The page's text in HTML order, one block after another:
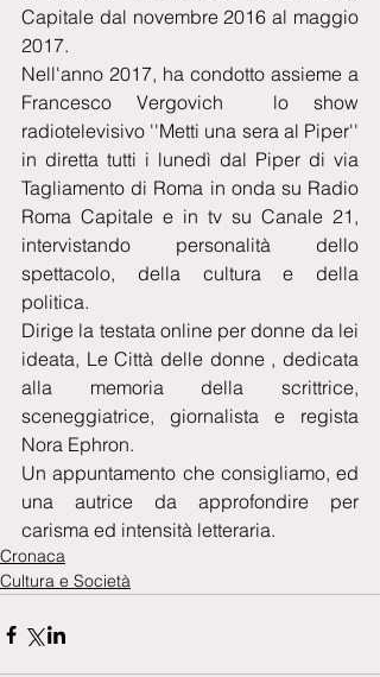
Capitale dal novembre 2016 al maggio
2017.
Nell'anno 2017, ha condotto assieme a
Francesco Vergovich  lo show
radiotelevisivo ''Metti una sera al Piper''
in diretta tutti i lunedì dal Piper di via
Tagliamento di Roma in onda su Radio
Roma Capitale e in tv su Canale 21,
intervistando personalità dello
spettacolo, della cultura e della
politica.
Dirige la testata online per donne da lei
ideata, Le Città delle donne , dedicata
alla memoria della scrittrice,
sceneggiatrice, giornalista e regista
Nora Ephron.
Un appuntamento che consigliamo, ed
una autrice da approfondire per
carisma ed intensità letteraria.
Cronaca
Cultura e Società